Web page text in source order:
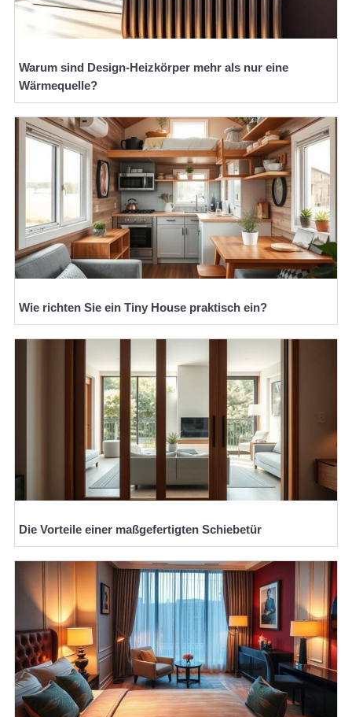
Warum sind Design-Heizkörper mehr als nur eine
Wärmequelle?
Wie richten Sie ein Tiny House praktisch ein?
Die Vorteile einer maßgefertigten Schiebetür